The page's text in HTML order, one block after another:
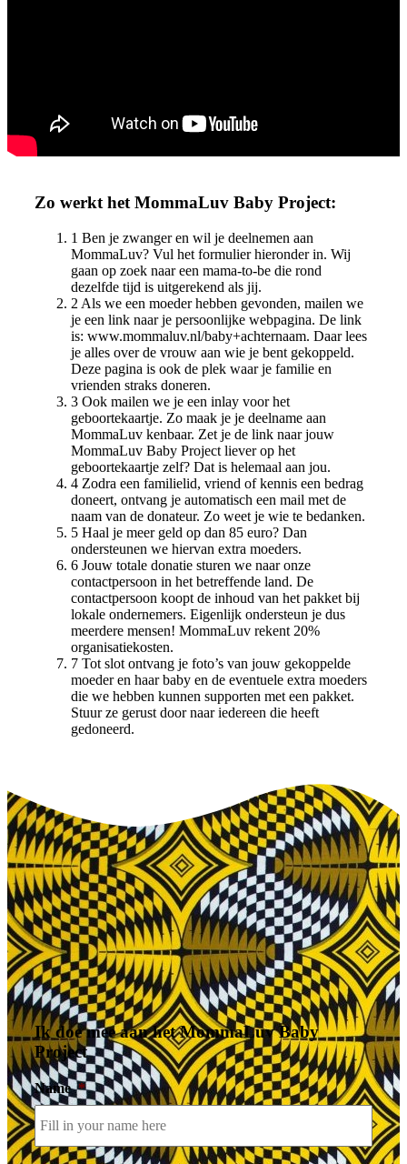
Zo werkt het MommaLuv Baby Project:
1 Ben je zwanger en wil je deelnemen aan
MommaLuv? Vul het formulier hieronder in. Wij
gaan op zoek naar een mama-to-be die rond
dezelfde tijd is uitgerekend als jij.
2 Als we een moeder hebben gevonden, mailen we
je een link naar je persoonlijke webpagina. De link
is: www.mommaluv.nl/baby+achternaam. Daar lees
je alles over de vrouw aan wie je bent gekoppeld.
Deze pagina is ook de plek waar je familie en
vrienden straks doneren.
3 Ook mailen we je een inlay voor het
geboortekaartje. Zo maak je je deelname aan
MommaLuv kenbaar. Zet je de link naar jouw
MommaLuv Baby Project liever op het
geboortekaartje zelf? Dat is helemaal aan jou.
4 Zodra een familielid, vriend of kennis een bedrag
doneert, ontvang je automatisch een mail met de
naam van de donateur. Zo weet je wie te bedanken.
5 Haal je meer geld op dan 85 euro? Dan
ondersteunen we hiervan extra moeders.
6 Jouw totale donatie sturen we naar onze
contactpersoon in het betreffende land. De
contactpersoon koopt de inhoud van het pakket bij
lokale ondernemers. Eigenlijk ondersteun je dus
meerdere mensen! MommaLuv rekent 20%
organisatiekosten.
7 Tot slot ontvang je foto’s van jouw gekoppelde
moeder en haar baby en de eventuele extra moeders
die we hebben kunnen supporten met een pakket.
Stuur ze gerust door naar iedereen die heeft
gedoneerd.
Ik doe mee aan het MommaLuv Baby
Project
Name *